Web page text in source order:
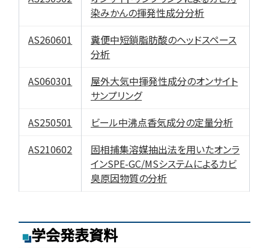
染みかんの揮発性成分分析
AS260601
糞便中短鎖脂肪酸のヘッドスペース
分析
AS060301
屋外大気中揮発性成分のオンサイト
サンプリング
AS250501
ビール中沸点香気成分の定量分析
AS210602
固相捕集溶媒抽出法を用いたオンラ
インSPE-GC/MSシステムによるカビ
臭原因物質の分析
学会発表資料